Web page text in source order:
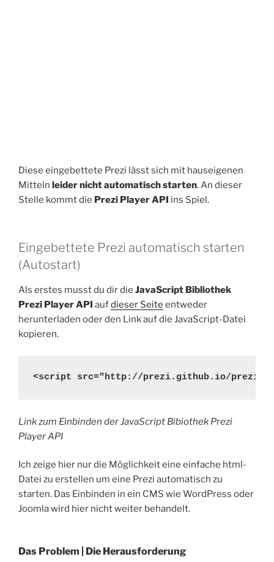
Diese eingebettete Prezi lässt sich mit hauseigenen
Mitteln leider nicht automatisch starten. An dieser
Stelle kommt die Prezi Player API ins Spiel.
Eingebettete Prezi automatisch starten
(Autostart)
Als erstes musst du dir die JavaScript Bibliothek
Prezi Player API aufdieser Seite entweder
herunterladen oder den Link auf die JavaScript-Datei
kopieren.
<script src="http://prezi.github.io/prezi-
Link zum Einbinden der JavaScript Bibiothek Prezi
Player API
Ich zeige hier nur die Möglichkeit eine einfache html-
Datei zu erstellen um eine Prezi automatisch zu
starten. Das Einbinden in ein CMS wie WordPress oder
Joomla wird hier nicht weiter behandelt.
Das Problem | Die Herausforderung